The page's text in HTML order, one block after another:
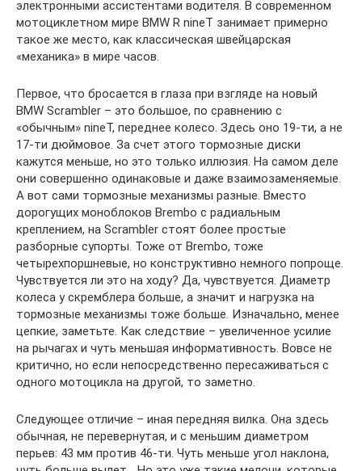
электронными ассистентами водителя. В современном
мотоциклетном мире BMW R nineT занимает примерно
такое же место, как классическая швейцарская
«механика» в мире часов.
Первое, что бросается в глаза при взгляде на новый
BMW Scrambler – это большое, по сравнению с
«обычным» nineT, переднее колесо. Здесь оно 19-ти, а не
17-ти дюймовое. За счет этого тормозные диски
кажутся меньше, но это только иллюзия. На самом деле
они совершенно одинаковые и даже взаимозаменяемые.
А вот сами тормозные механизмы разные. Вместо
дорогущих моноблоков Brembo с радиальным
креплением, на Scrambler стоят более простые
разборные супорты. Тоже от Brembo, тоже
четырехпоршневые, но конструктивно немного попроще.
Чувствуется ли это на ходу? Да, чувствуется. Диаметр
колеса у скремблера больше, а значит и нагрузка на
тормозные механизмы тоже больше. Изначально, менее
цепкие, заметьте. Как следствие – увеличенное усилие
на рычагах и чуть меньшая информативность. Вовсе не
критично, но если непосредственно пересаживаться с
одного мотоцикла на другой, то заметно.
Следующее отличие – иная передняя вилка. Она здесь
обычная, не перевернутая, и с меньшим диаметром
перьев: 43 мм против 46-ти. Чуть меньше угол наклона,